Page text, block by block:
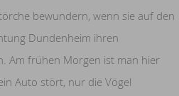
bewundern, wenn sie auf den
Dundenheim ihren
Am frühen Morgen ist man hier
Auto stört, nur die Vögel